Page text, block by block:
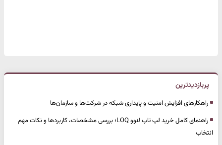
پربازدیدترین
راهکارهای افزایش امنیت و پایداری شبکه در شرکت‌ها و سازمان‌ها
راهنمای کامل خرید لپ تاپ لنوو LOQ؛ بررسی مشخصات، کاربردها و نکات مهم
انتخاب